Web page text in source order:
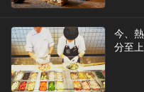
今、
分至